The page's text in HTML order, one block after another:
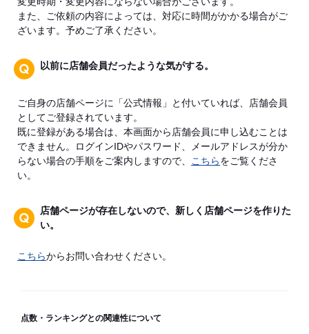
また、ご依頼の内容によっては、対応に時間がかかる場合がご
ざいます。予めご了承ください。
以前に店舗会員だったような気がする。
ご自身の店舗ページに「公式情報」と付いていれば、店舗会員
としてご登録されています。
既に登録がある場合は、本画面から店舗会員に申し込むことは
できません。ログインIDやパスワード、メールアドレスが分か
らない場合の手順をご案内しますので、
こちらをご覧くださ
い。
店舗ページが存在しないので、新しく店舗ページを作りた
い。
こちらからお問い合わせください。
点数・ランキングとの関連性について